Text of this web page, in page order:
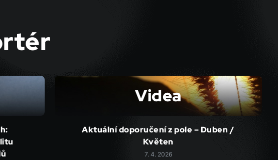
Videa
Aktuální doporučení z pole – Duben /
Květen
7. 4. 2026